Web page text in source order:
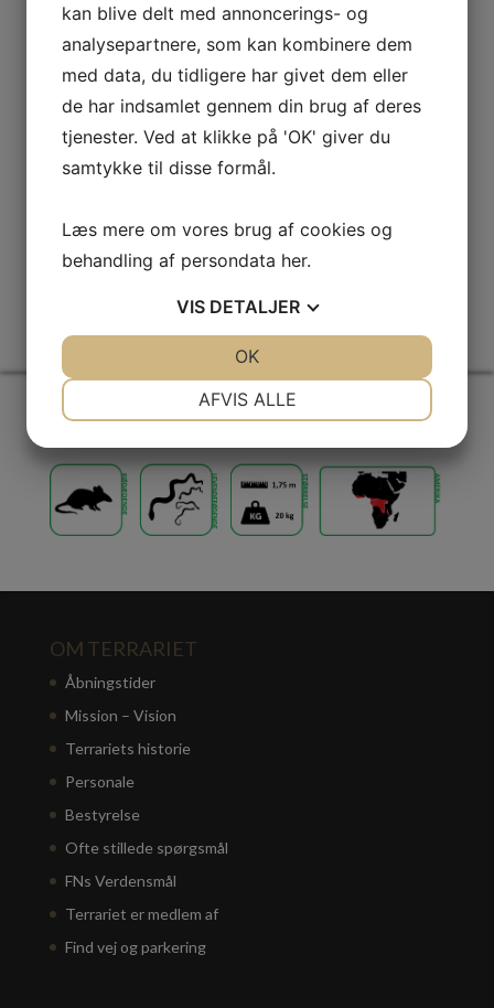
BLIV SPONSOR
OM TERRARIET
Åbningstider
Mission – Vision
Terrariets historie
Personale
Bestyrelse
Ofte stillede spørgsmål
FNs Verdensmål
Terrariet er medlem af
Find vej og parkering
kan blive delt med annoncerings- og
analysepartnere, som kan kombinere dem
med data, du tidligere har givet dem eller
de har indsamlet gennem din brug af deres
tjenester. Ved at klikke på 'OK' giver du
samtykke til disse formål.
Læs mere om vores brug af cookies og
behandling af persondata her.
VIS DETALJER
MARKETING STATISTIK
AFVIS ALLE
OK